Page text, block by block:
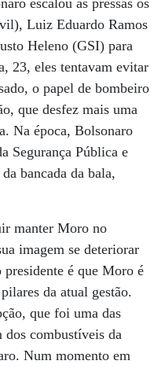
escalou às pressas os
Luiz Eduardo Ramos
Heleno (GSI) para
23, eles tentavam evitar
o papel de bombeiro
que desfez mais uma
Na época, Bolsonaro
Segurança Pública e
bancada da bala,
manter Moro no
imagem se deteriorar
é que Moro é
da atual gestão.
que foi uma das
dos combustíveis da
Num momento em